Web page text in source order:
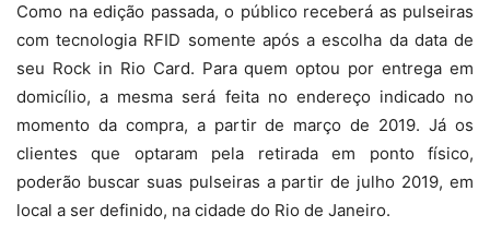
Como na edição passada, o público receberá as pulseiras
com tecnologia RFID somente após a escolha da data de
seu Rock in Rio Card. Para quem optou por entrega em
domicílio, a mesma será feita no endereço indicado no
momento da compra, a partir de março de 2019. Já os
clientes que optaram pela retirada em ponto físico,
poderão buscar suas pulseiras a partir de julho 2019, em
local a ser definido, na cidade do Rio de Janeiro.